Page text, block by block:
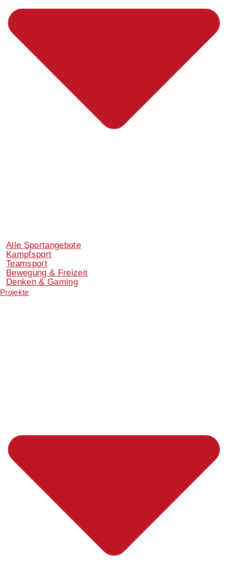
Alle Sportangebote
Kampfsport
Teamsport
Bewegung & Freizeit
Denken & Gaming
Projekte